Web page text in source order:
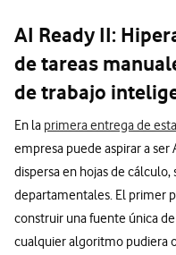
AI Ready II:
de tareas
de trabajo
En la primera entrega de
empresa puede aspirar a ser
dispersa en hojas de
departamentales. El primer
construir una fuente única
cualquier algoritmo pudiera